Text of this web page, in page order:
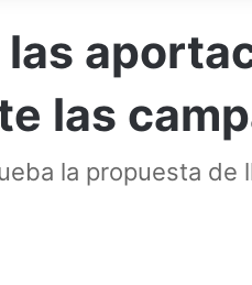
las
la propuesta de